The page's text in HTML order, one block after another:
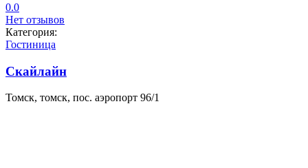
0.0
Нет отзывов
Категория:
Гостиница
Скайлайн
Томск, томск, пос. аэропорт 96/1